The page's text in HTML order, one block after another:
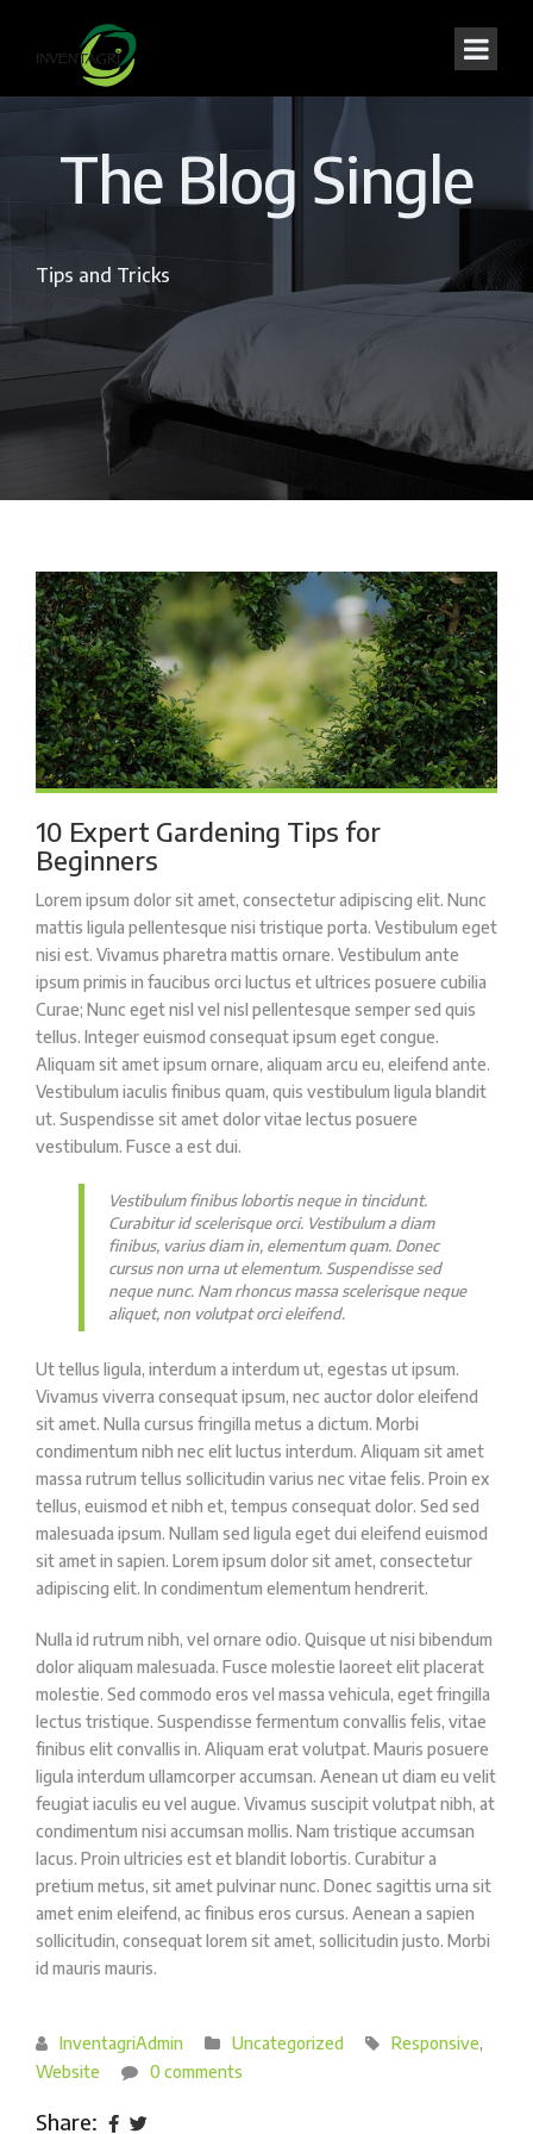
The Blog Single
Tips and Tricks
10 Expert Gardening Tips for
Beginners
Lorem ipsum dolor sit amet, consectetur adipiscing elit. Nunc
mattis ligula pellentesque nisi tristique porta. Vestibulum eget
nisi est. Vivamus pharetra mattis ornare. Vestibulum ante
ipsum primis in faucibus orci luctus et ultrices posuere cubilia
Curae; Nunc eget nisl vel nisl pellentesque semper sed quis
tellus. Integer euismod consequat ipsum eget congue.
Aliquam sit amet ipsum ornare, aliquam arcu eu, eleifend ante.
Vestibulum iaculis finibus quam, quis vestibulum ligula blandit
ut. Suspendisse sit amet dolor vitae lectus posuere
vestibulum. Fusce a est dui.
Vestibulum finibus lobortis neque in tincidunt.
Curabitur id scelerisque orci. Vestibulum a diam
finibus, varius diam in, elementum quam. Donec
cursus non urna ut elementum. Suspendisse sed
neque nunc. Nam rhoncus massa scelerisque neque
aliquet, non volutpat orci eleifend.
Ut tellus ligula, interdum a interdum ut, egestas ut ipsum.
Vivamus viverra consequat ipsum, nec auctor dolor eleifend
sit amet. Nulla cursus fringilla metus a dictum. Morbi
condimentum nibh nec elit luctus interdum. Aliquam sit amet
massa rutrum tellus sollicitudin varius nec vitae felis. Proin ex
tellus, euismod et nibh et, tempus consequat dolor. Sed sed
malesuada ipsum. Nullam sed ligula eget dui eleifend euismod
sit amet in sapien. Lorem ipsum dolor sit amet, consectetur
adipiscing elit. In condimentum elementum hendrerit.
Nulla id rutrum nibh, vel ornare odio. Quisque ut nisi bibendum
dolor aliquam malesuada. Fusce molestie laoreet elit placerat
molestie. Sed commodo eros vel massa vehicula, eget fringilla
lectus tristique. Suspendisse fermentum convallis felis, vitae
finibus elit convallis in. Aliquam erat volutpat. Mauris posuere
ligula interdum ullamcorper accumsan. Aenean ut diam eu velit
feugiat iaculis eu vel augue. Vivamus suscipit volutpat nibh, at
condimentum nisi accumsan mollis. Nam tristique accumsan
lacus. Proin ultricies est et blandit lobortis. Curabitur a
pretium metus, sit amet pulvinar nunc. Donec sagittis urna sit
amet enim eleifend, ac finibus eros cursus. Aenean a sapien
sollicitudin, consequat lorem sit amet, sollicitudin justo. Morbi
id mauris mauris.
InventagriAdmin Uncategorized Responsive,
Website
0 comments
Share: